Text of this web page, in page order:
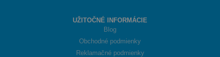
UŽITOČNÉ INFORMÁCIE
Blog
Obchodné podmienky
Reklamačné podmienky